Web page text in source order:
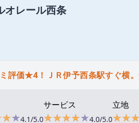
オレール西条
評価★4！ＪＲ伊予西条駅すぐ横
4.1/5.0
サービス
★★★★★
★★★★★4.0/5.0
立地